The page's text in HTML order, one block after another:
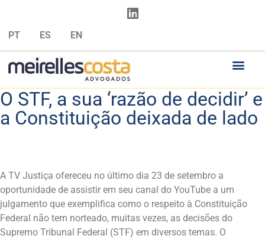
PT ES EN
O STF, a sua ‘razão de decidir’ e
a Constituição deixada de lado
A TV Justiça ofereceu no último dia 23 de setembro a
oportunidade de assistir em seu canal do YouTube a um
julgamento que exemplifica como o respeito à Constituição
Federal não tem norteado, muitas vezes, as decisões do
Supremo Tribunal Federal (STF) em diversos temas. O